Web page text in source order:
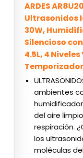
ARDES
Ultrasonidos
30W,
Silencioso
4.5L, 4
ambientes
del aire
respiración.
los
moléculas